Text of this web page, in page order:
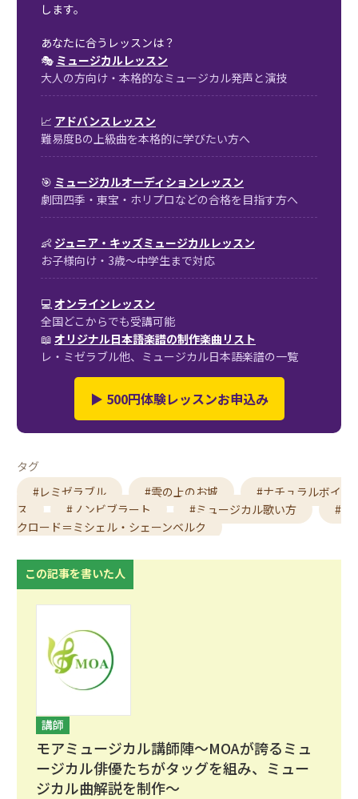
します。
あなたに合うレッスンは？
🎭 ミュージカルレッスン
大人の方向け・本格的なミュージカル発声と演技
📈 アドバンスレッスン
難易度Bの上級曲を本格的に学びたい方へ
🎯 ミュージカルオーディションレッスン
劇団四季・東宝・ホリプロなどの合格を目指す方へ
👶 ジュニア・キッズミュージカルレッスン
お子様向け・3歳〜中学生まで対応
💻オンラインレッスン
全国どこからでも受講可能
📖 オリジナル日本語楽譜の制作楽曲リスト
レ・ミゼラブル他、ミュージカル日本語楽譜の一覧
▶ 500円体験レッスンお申込み
タグ
#レミゼラブル
#雲の上のお城
#ナチュラルボイ
ス
#ノンビブラート #ミュージカル歌い方
#
クロード＝ミシェル・シェーンベルク
この記事を書いた人
講師
モアミュージカル講師陣～MOAが誇るミュ
ージカル俳優たちがタッグを組み、ミュー
ジカル曲解説を制作～